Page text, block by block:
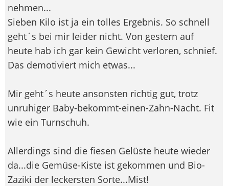
nehmen...
Sieben Kilo ist ja ein tolles Ergebnis. So schnell
geht´s bei mir leider nicht. Von gestern auf
heute hab ich gar kein Gewicht verloren, schnief.
Das demotiviert mich etwas...
Mir geht´s heute ansonsten richtig gut, trotz
unruhiger Baby-bekommt-einen-Zahn-Nacht. Fit
wie ein Turnschuh.
Allerdings sind die fiesen Gelüste heute wieder
da...die Gemüse-Kiste ist gekommen und Bio-
Zaziki der leckersten Sorte...Mist!